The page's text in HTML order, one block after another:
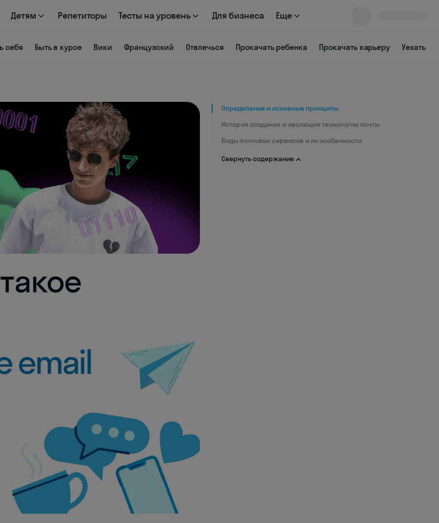
Детям Репетиторы Тесты на уровень Для бизнеса Еще
себя Быть в курсе Вики Французский Отвлечься Прокачать ребенка Прокачать карьеру Уехать
Определение и основные принципы
История создания и эволюция технологии почты
Виды почтовых сервисов и их особенности
Свернуть содержание